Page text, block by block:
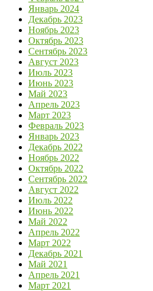
Январь 2024
Декабрь 2023
Ноябрь 2023
Октябрь 2023
Сентябрь 2023
Август 2023
Июль 2023
Июнь 2023
Май 2023
Апрель 2023
Март 2023
Февраль 2023
Январь 2023
Декабрь 2022
Ноябрь 2022
Октябрь 2022
Сентябрь 2022
Август 2022
Июль 2022
Июнь 2022
Май 2022
Апрель 2022
Март 2022
Декабрь 2021
Май 2021
Апрель 2021
Март 2021